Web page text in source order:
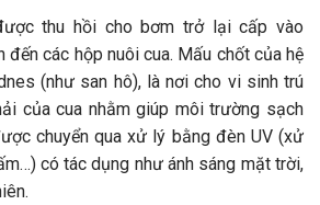
thu hồi cho bơm trở lại cấp vào
các hộp nuôi cua. Mấu chốt của hệ
(như san hô), là nơi cho vi sinh trú
của cua nhằm giúp môi trường sạch
chuyển qua xử lý bằng đèn UV (xử
có tác dụng như ánh sáng mặt trời,